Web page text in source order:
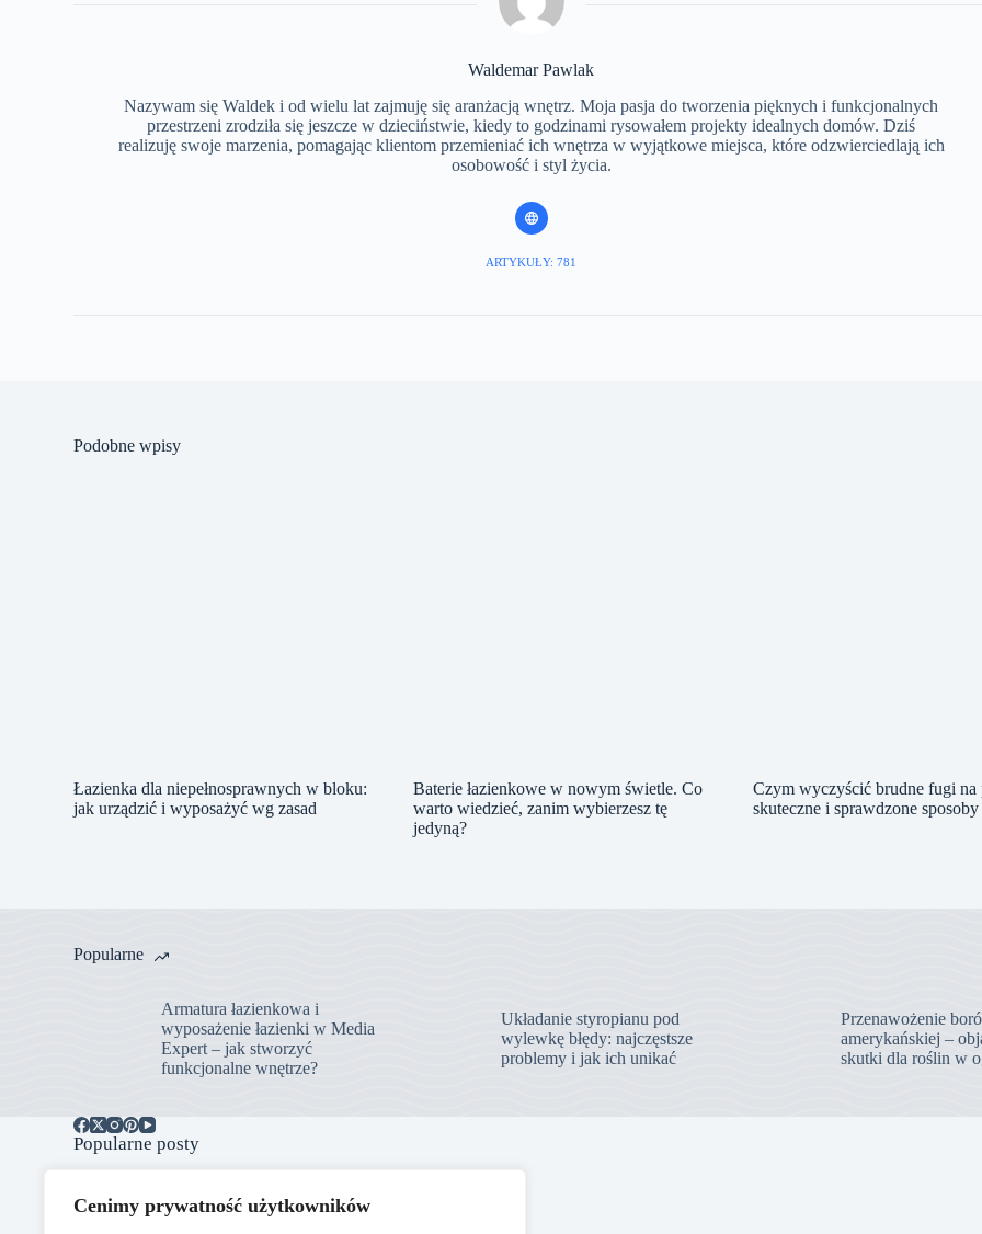
Cenimy prywatność użytkowników
Waldemar Pawlak
Nazywam się Waldek i od wielu lat zajmuję się aranżacją wnętrz. Moja pasja do tworzenia pięknych i funkcjonalnych
przestrzeni zrodziła się jeszcze w dzieciństwie, kiedy to godzinami rysowałem projekty idealnych domów. Dziś
realizuję swoje marzenia, pomagając klientom przemieniać ich wnętrza w wyjątkowe miejsca, które odzwierciedlają ich
osobowość i styl życia.
ARTYKUŁY: 781
Podobne wpisy
Łazienka dla niepełnosprawnych w bloku:
jak urządzić i wyposażyć wg zasad
Baterie łazienkowe w nowym świetle. Co
warto wiedzieć, zanim wybierzesz tę
jedyną?
Czym wyczyścić brudne fugi na
skuteczne i sprawdzone sposoby
Popularne
Armatura łazienkowa i
wyposażenie łazienki w Media
Expert – jak stworzyć
funkcjonalne wnętrze?
Układanie styropianu pod
wylewkę błędy: najczęstsze
problemy i jak ich unikać
Przenawożenie
amerykańskiej –
skutki dla roślin w
Popularne posty
łazienki w Media Expert – jak stworzyć